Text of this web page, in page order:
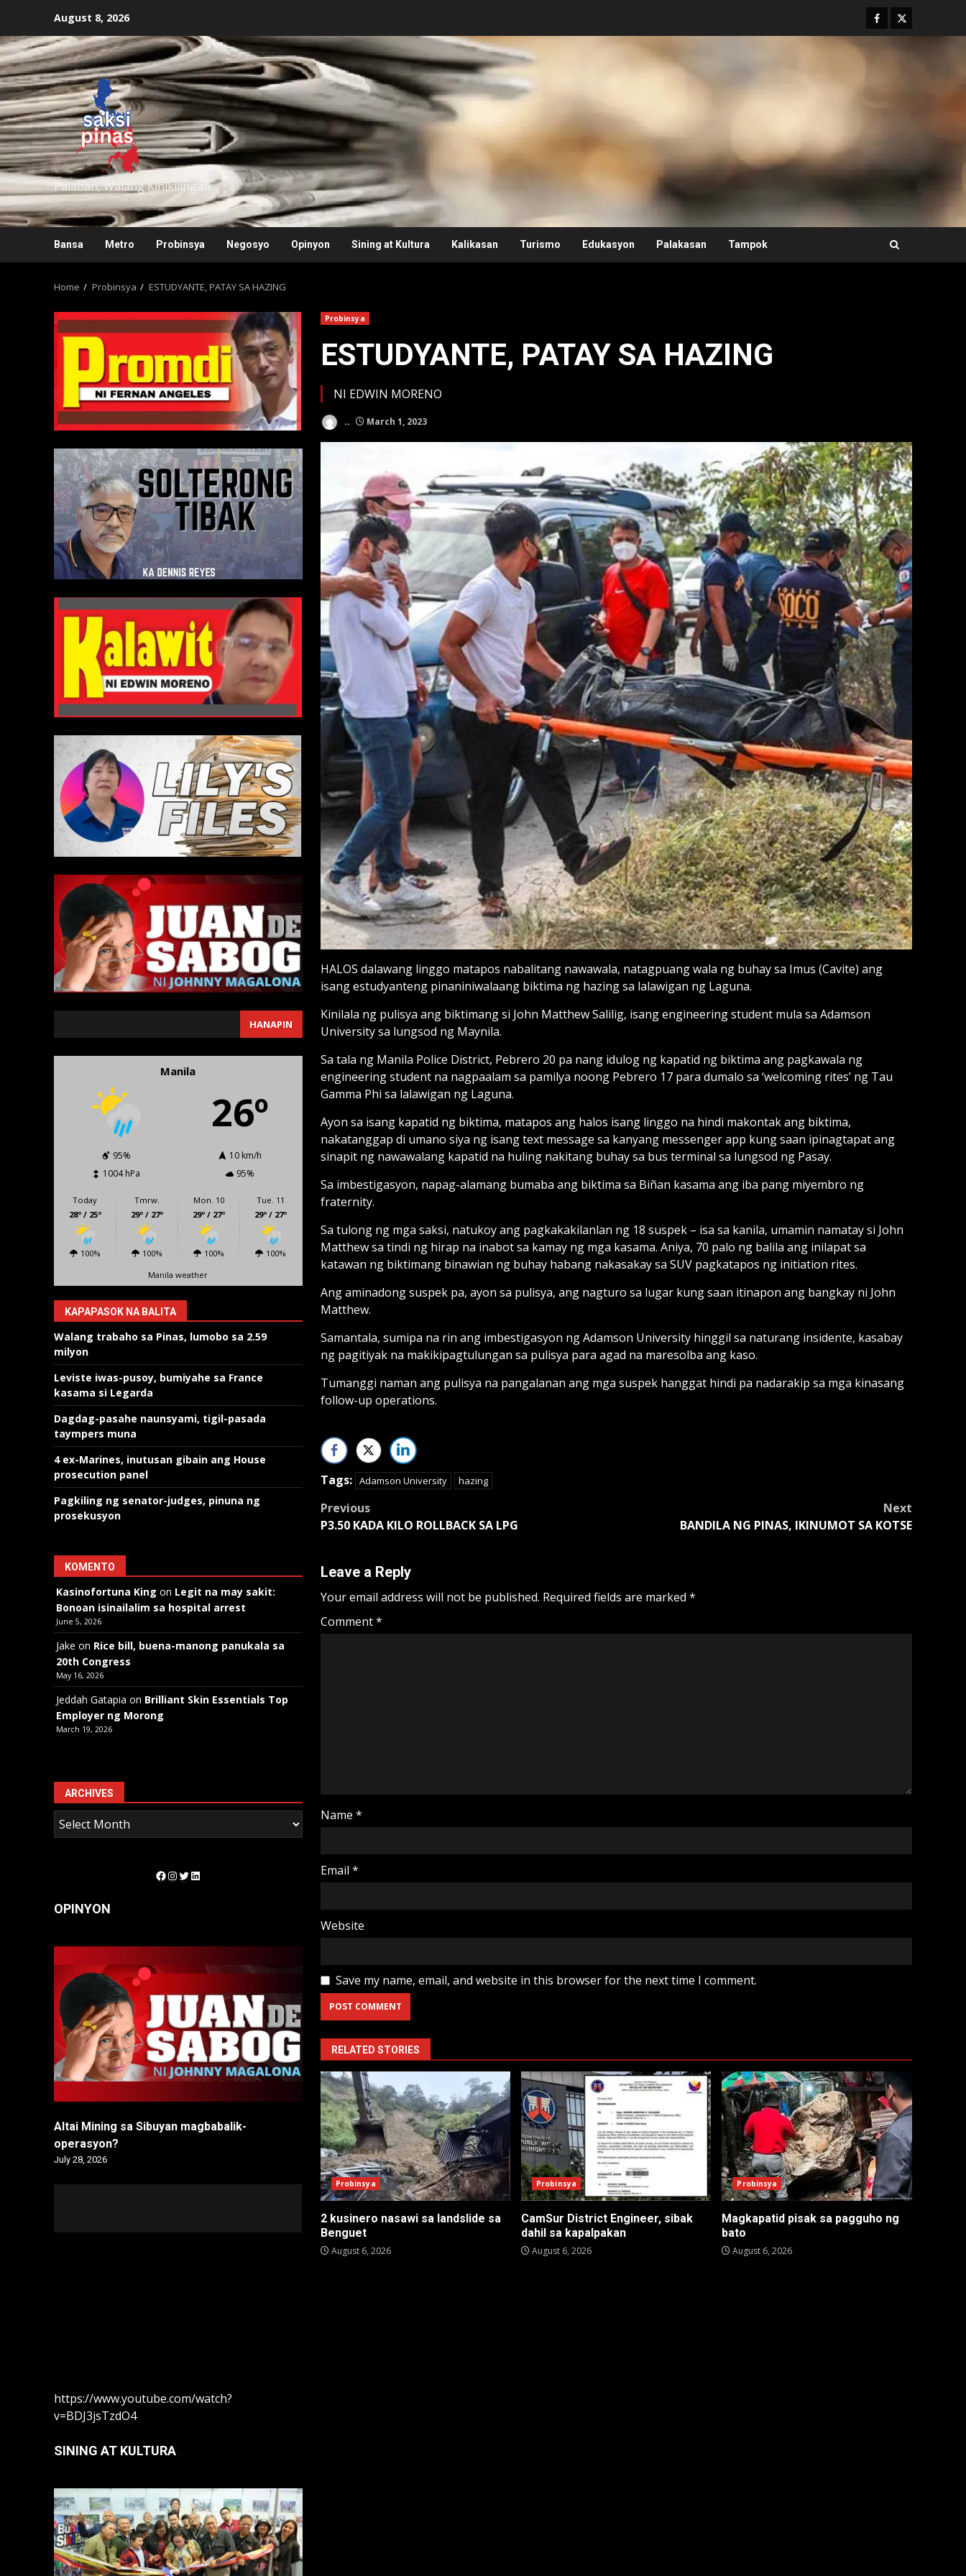
content
August 8, 2026 Facebook
Twitter
Palaban, Walang Kinikilingan
Bansa Metro Probinsya Negosyo Opinyon Sining at Kultura Kalikasan Turismo Edukasyon Palakasan Tampok
Home Probinsya ESTUDYANTE, PATAY SA HAZING
Probinsya
ESTUDYANTE, PATAY SA HAZING
NI EDWIN MORENO
.. March 1, 2023
HALOS dalawang linggo matapos nabalitang nawawala, natagpuang wala ng buhay sa Imus (Cavite) ang
isang estudyanteng pinaniniwalaang biktima ng hazing sa lalawigan ng Laguna.
Kinilala ng pulisya ang biktimang si John Matthew Salilig, isang engineering student mula sa Adamson
University sa lungsod ng Maynila.
Sa tala ng Manila Police District, Pebrero 20 pa nang idulog ng kapatid ng biktima ang pagkawala ng
engineering student na nagpaalam sa pamilya noong Pebrero 17 para dumalo sa ‘welcoming rites’ ng Tau
Gamma Phi sa lalawigan ng Laguna.
Ayon sa isang kapatid ng biktima, matapos ang halos isang linggo na hindi makontak ang biktima,
nakatanggap di umano siya ng isang text message sa kanyang messenger app kung saan ipinagtapat ang
sinapit ng nawawalang kapatid na huling nakitang buhay sa bus terminal sa lungsod ng Pasay.
Sa imbestigasyon, napag-alamang bumaba ang biktima sa Biñan kasama ang iba pang miyembro ng
fraternity.
Sa tulong ng mga saksi, natukoy ang pagkakakilanlan ng 18 suspek – isa sa kanila, umamin namatay si John
Matthew sa tindi ng hirap na inabot sa kamay ng mga kasama. Aniya, 70 palo ng balila ang inilapat sa
katawan ng biktimang binawian ng buhay habang nakasakay sa SUV pagkatapos ng initiation rites.
Ang aminadong suspek pa, ayon sa pulisya, ang nagturo sa lugar kung saan itinapon ang bangkay ni John
Matthew.
Samantala, sumipa na rin ang imbestigasyon ng Adamson University hinggil sa naturang insidente, kasabay
ng pagitiyak na makikipagtulungan sa pulisya para agad na maresolba ang kaso.
Tumanggi naman ang pulisya na pangalanan ang mga suspek hanggat hindi pa nadarakip sa mga kinasang
follow-up operations.
Tags: Adamson University hazing
Post
Previous
P3.50 KADA KILO ROLLBACK SA LPG
Next
BANDILA NG PINAS, IKINUMOT SA KOTSE
Leave a Reply
Your email address will not be published. Required fields are marked *
Comment*
Name *
Email *
Website
Save my name, email, and website in this browser for the next time I comment.
RELATED STORIES
Probinsya
2 kusinero nasawi sa landslide sa
Benguet
August 6, 2026
Probinsya
CamSur District Engineer, sibak
dahil sa kapalpakan
August 6, 2026
Probinsya
Magkapatid pisak sa pagguho ng
bato
August 6, 2026
HANAPIN
Manila
26º
95%
10 km/h
1004 hPa
95%
Today
28º / 25º
100%
Tmrw.
29º / 27º
100%
Mon. 10
29º / 27º
100%
Tue. 11
29º / 27º
100%
Manila weather
KAPAPASOK NA BALITA
Walang trabaho sa Pinas, lumobo sa 2.59
milyon
Leviste iwas-pusoy, bumiyahe sa France
kasama si Legarda
Dagdag-pasahe naunsyami, tigil-pasada
taympers muna
4 ex-Marines, inutusan gibain ang House
prosecution panel
Pagkiling ng senator-judges, pinuna ng
prosekusyon
KOMENTO
Kasinofortuna King on Legit na may sakit:
Bonoan isinailalim sa hospital arrest
June 5, 2026
Jake on Rice bill, buena-manong panukala sa
20th Congress
May 16, 2026
Jeddah Gatapia on Brilliant Skin Essentials Top
Employer ng Morong
March 19, 2026
ARCHIVES
Facebook
Instagram
Twitter
LinkedIn
OPINYON
Altai Mining sa Sibuyan magbabalik-
operasyon?
July 28, 2026
https://www.youtube.com/watch?
v=BDJ3jsTzdO4
SINING AT KULTURA